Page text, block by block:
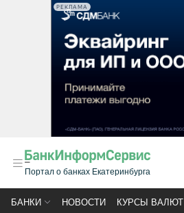
РЕКЛАМА
Портал о банках Екатеринбурга
БАНКИ НОВОСТИ КУРСЫ ВАЛЮТ